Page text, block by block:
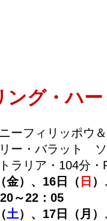
グ・ハー
ーフィリッポウ
ー・バラット
トラリア・104分
金）、16日（ 日
～22：05
土）、17日（月